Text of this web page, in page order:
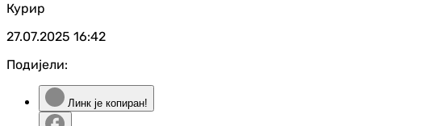
Курир
27.07.2025 16:42
Подијели:
Линк је копиран!